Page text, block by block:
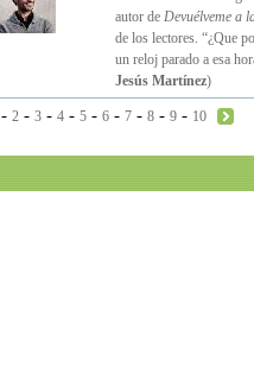
autor de Devuélveme a
de los lectores. “¿Que
un reloj parado a esa
Jesús Martínez)
- 2 - 3 - 4 - 5 - 6 - 7 - 8 - 9 - 10